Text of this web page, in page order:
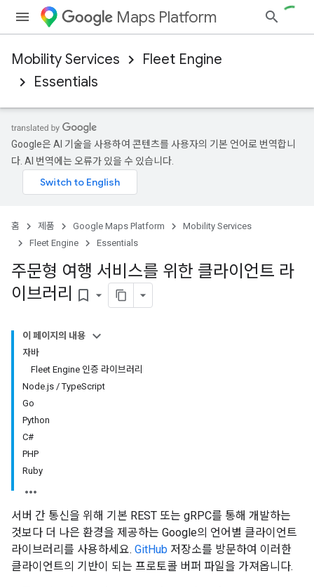
Maps Platform
Mobility Services
Fleet Engine
Essentials
Google은 AI 기술을 사용하여 콘텐츠를 사용자의 기본 언어로 번역합니
다. AI 번역에는 오류가 있을 수 있습니다.
홈 제품 Google Maps Platform
Mobility Services
Fleet Engine
Essentials
주문형 여행 서비스를 위한 클라이언트 라
이브러리
bookmark_border
이 페이지의 내용
자바
Fleet Engine 인증 라이브러리
Node.js / TypeScript
Go
Python
C#
PHP
Ruby
서버 간 통신을 위해 기본 REST 또는 gRPC를 통해 개발하는
것보다 더 나은 환경을 제공하는 Google의 언어별 클라이언트
라이브러리를 사용하세요. GitHub 저장소를 방문하여 이러한
클라이언트의 기반이 되는 프로토콜 버퍼 파일을 가져옵니다.